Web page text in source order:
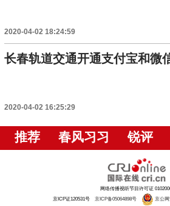
2020-04-02 18:24:59
长春轨道交通开通支付宝和微
2020-04-02 16:25:29
推荐 春风习习 锐评
网络传播视听节目许可证
京ICP证120531号 京ICP备05064898号 京公网